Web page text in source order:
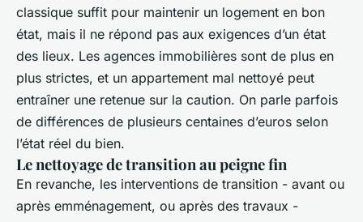
classique suffit pour maintenir un logement en bon
état, mais il ne répond pas aux exigences d’un état
des lieux. Les agences immobilières sont de plus en
plus strictes, et un appartement mal nettoyé peut
entraîner une retenue sur la caution. On parle parfois
de différences de plusieurs centaines d’euros selon
l’état réel du bien.
Le nettoyage de transition au peigne fin
En revanche, les interventions de transition - avant ou
après emménagement, ou après des travaux -